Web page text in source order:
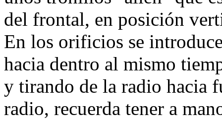
del frontal, en posición
En los orificios se
hacia dentro al mismo
y tirando de la radio hacia
radio, recuerda tener a